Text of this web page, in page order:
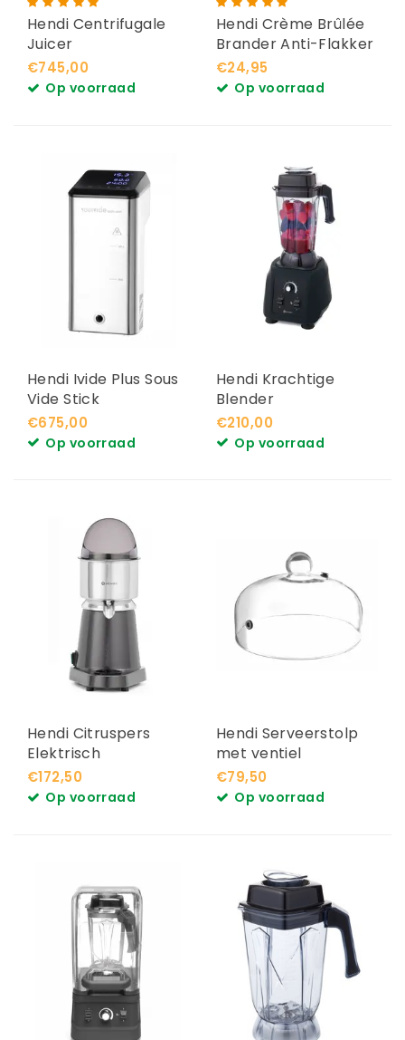
Hendi Centrifugale
Juicer
€745,00
Op voorraad
Hendi Crème Brûlée
Brander Anti-Flakker
€24,95
Op voorraad
Hendi Ivide Plus Sous
Vide Stick
€675,00
Op voorraad
Hendi Krachtige
Blender
€210,00
Op voorraad
Hendi Citruspers
Elektrisch
€172,50
Op voorraad
Hendi Serveerstolp
met ventiel
€79,50
Op voorraad